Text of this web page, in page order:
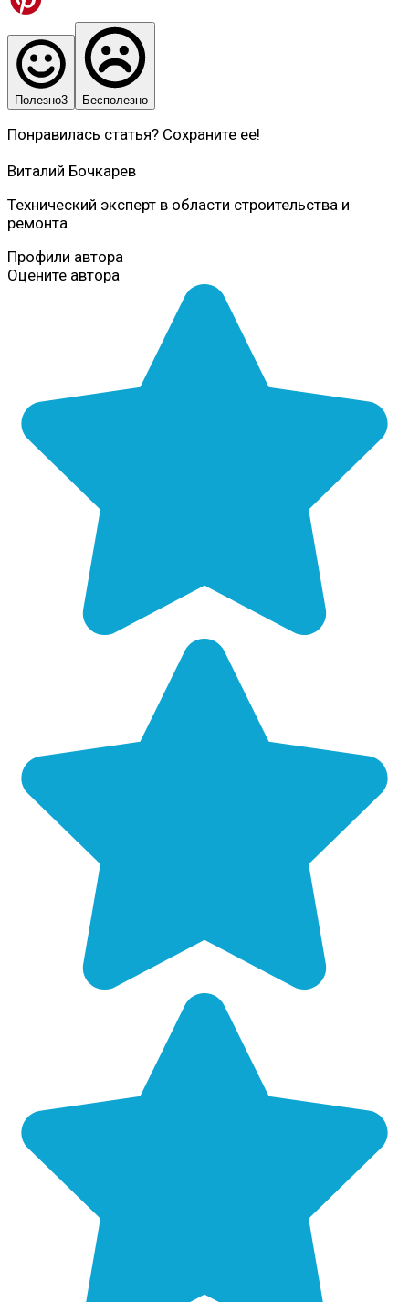
Полезно3 Бесполезно
Понравилась статья? Сохраните ее!
Виталий Бочкарев
Технический эксперт в области строительства и
ремонта
Профили автора
Оцените автора